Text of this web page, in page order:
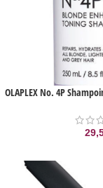
OLAPLEX No. 4P